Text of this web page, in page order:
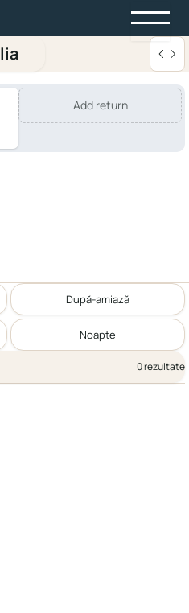
Add return
După-amiază
Noapte
0 rezultate